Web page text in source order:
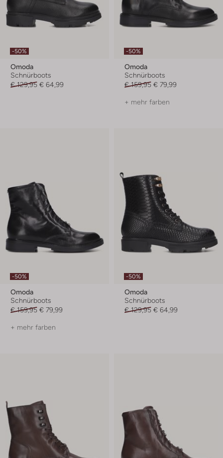
-50%
Omoda
Schnürboots
€ 129,95 € 64,99
-50%
Omoda
Schnürboots
€ 159,95 € 79,99
+ mehr farben
-50%
Omoda
Schnürboots
€ 159,95 € 79,99
+ mehr farben
-50%
Omoda
Schnürboots
€ 129,95 € 64,99